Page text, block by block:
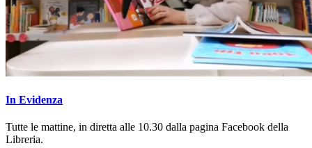
In Evidenza
Tutte le mattine, in diretta alle 10.30 dalla pagina Facebook della
Libreria.